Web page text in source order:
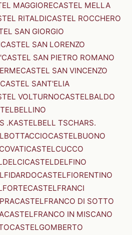
MAGGIORECASTEL MELLA
RITALDICASTEL ROCCHERO
SAN GIORGIO
CASTEL SAN LORENZO
CASTEL SAN PIETRO ROMANO
CASTEL SAN VINCENZO
CASTEL SANT'ELIA
VOLTURNOCASTELBALDO
.KASTELBELL TSCHARS.
CASTELBUONO
CASTELCUCCO
CASTELDELFINO
CASTELFIORENTINO
CASTELFRANCI
CASTELFRANCO DI SOTTO
CASTELFRANCO IN MISCANO
CASTELGOMBERTO